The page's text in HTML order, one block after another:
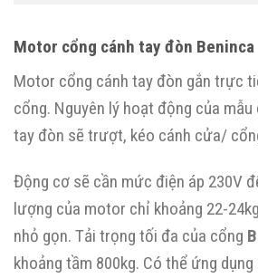
Motor cổng cánh tay đòn Beninca
Motor cổng cánh tay đòn gắn trực
cổng. Nguyên lý hoạt động của
tay đòn sẽ trượt, kéo cánh cửa/
Động cơ sẽ cần mức điện áp 230V
lượng của motor chỉ khoảng 22-
nhỏ gọn. Tải trọng tối đa của cổng
khoảng tầm 800kg. Có thể ứng